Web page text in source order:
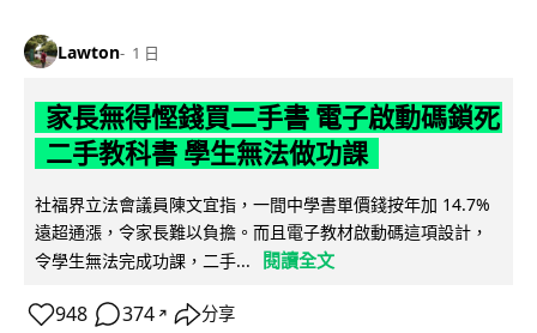
Lawton 1 日
家長無得慳錢買二手書 電子啟動碼鎖死
二手教科書 學生無法做功課
社福界立法會議員陳文宜指，一間中學書單價錢按年加 14.7%
遠超通漲，令家長難以負擔。而且電子教材啟動碼這項設計，
令學生無法完成功課，二手...
閱讀全文
948 374 ↗ 分享